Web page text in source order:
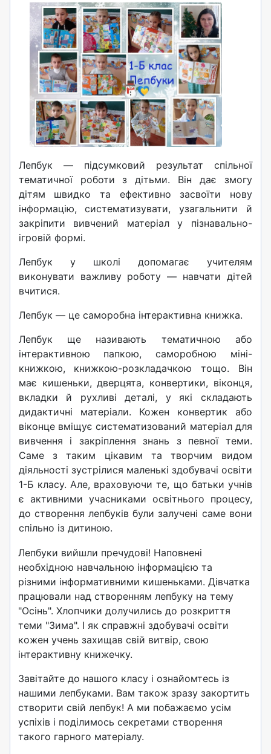
Лепбук — підсумковий результат спільної
тематичної роботи з дітьми. Він дає змогу
дітям швидко та ефективно засвоїти нову
інформацію, систематизувати, узагальнити й
закріпити вивчений матеріал у пізнавально-
ігровій формі.
Лепбук у школі допомагає учителям
виконувати важливу роботу — навчати дітей
вчитися.
Лепбук — це саморобна інтерактивна книжка.
Лепбук ще називають тематичною або
інтерактивною папкою, саморобною міні-
книжкою, книжкою-розкладачкою тощо. Він
має кишеньки, дверцята, конвертики, віконця,
вкладки й рухливі деталі, у які складають
дидактичні матеріали. Кожен конвертик або
віконце вміщує систематизований матеріал для
вивчення і закріплення знань з певної теми.
Саме з таким цікавим та творчим видом
діяльності зустрілися маленькі здобувачі освіти
1-Б класу. Але, враховуючи те, що батьки учнів
є активними учасниками освітнього процесу,
до створення лепбуків були залучені саме вони
спільно із дитиною.
Лепбуки вийшли пречудові! Наповнені
необхідною навчальною інформацією та
різними інформативними кишеньками. Дівчатка
працювали над створенням лепбуку на тему
"Осінь". Хлопчики долучились до розкриття
теми "Зима". І як справжні здобувачі освіти
кожен учень захищав свій витвір, свою
інтерактивну книжечку.
Завітайте до нашого класу і ознайомтесь із
нашими лепбуками. Вам також зразу закортить
створити свій лепбук! А ми побажаємо усім
успіхів і поділимось секретами створення
такого гарного матеріалу.